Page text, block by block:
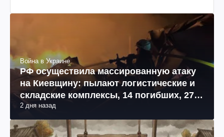
Война в Украине
РФ осуществила массированную атаку
на Киевщину: пылают логистические и
складские комплексы, 14 погибших, 27
раненых (фото, видео)
2 дня назад